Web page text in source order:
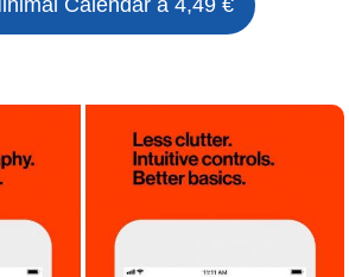
Calendar à 4,49 €